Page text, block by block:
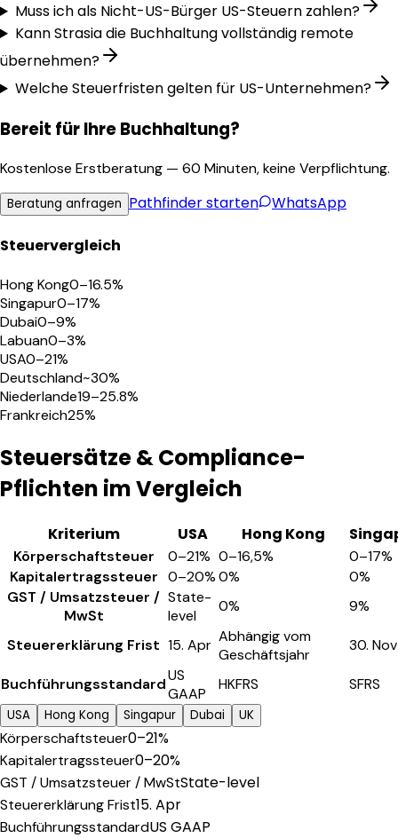
Muss ich als Nicht-US-Bürger US-Steuern zahlen?
Kann Strasia die Buchhaltung vollständig remote
übernehmen?
Welche Steuerfristen gelten für US-Unternehmen?
Bereit für Ihre Buchhaltung?
Kostenlose Erstberatung — 60 Minuten, keine Verpflichtung.
Beratung anfragen Pathfinderstarten WhatsApp
Steuervergleich
Hong Kong0–16.5%
Singapur0–17%
Dubai0–9%
Labuan0–3%
USA0–21%
Deutschland~30%
Niederlande19–25.8%
Frankreich25%
Steuersätze & Compliance-
Pflichten im Vergleich
Kriterium USA Hong Kong
Körperschaftsteuer 0–21% 0–16,5%
0–17%
Kapitalertragssteuer 0–20%0%
0%
GST / Umsatzsteuer /
MwSt
State-
level
0% 9%
Steuererklärung Frist 15. Apr Abhängig vom
Geschäftsjahr
30. Nov
BuchführungsstandardUS
GAAP
HKFRS SFRS
USA Hong Kong Singapur Dubai UK
Körperschaftsteuer0–21%
Kapitalertragssteuer0–20%
GST / Umsatzsteuer / MwStState-level
Steuererklärung Frist15. Apr
BuchführungsstandardUS GAAP